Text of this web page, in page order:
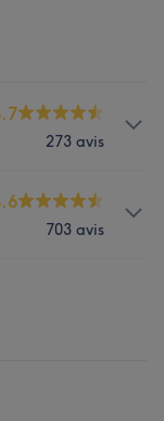
273 avis
703 avis